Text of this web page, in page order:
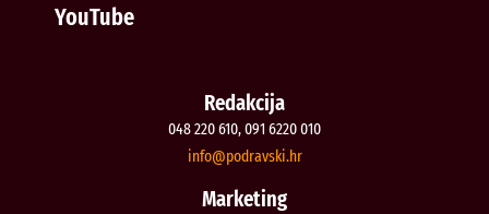
YouTube
Redakcija
048 220 610, 091 6220 010
rh.iksvardop
@ofni
Marketing